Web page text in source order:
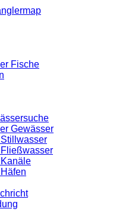
Fische
Gewässer